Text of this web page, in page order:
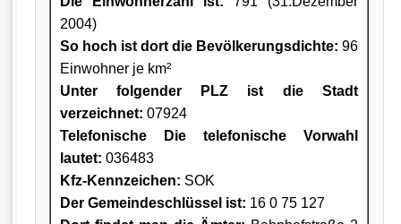
2004)
So hoch ist dort die Bevölkerungsdichte: 96
Einwohner je km²
Unter folgender PLZ ist die Stadt
verzeichnet: 07924
Telefonische Die telefonische Vorwahl
lautet: 036483
Kfz-Kennzeichen: SOK
Der Gemeindeschlüssel ist: 16 0 75 127